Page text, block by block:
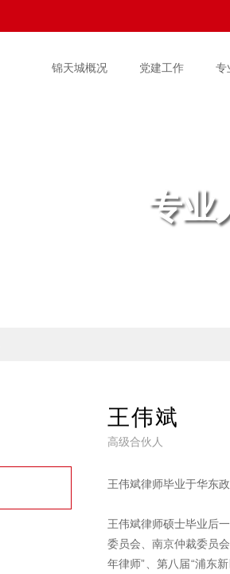
锦天城概况 党建工作 专
专业
王伟斌
高级合伙人
王伟斌律师毕业于华东
王伟斌律师硕士毕业后
委员会、南京仲裁委员
年律师”、第八届“浦东